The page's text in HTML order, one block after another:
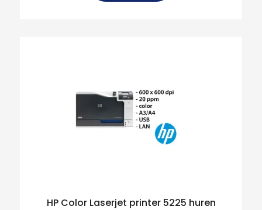
HP Color Laserjet printer 5225 huren